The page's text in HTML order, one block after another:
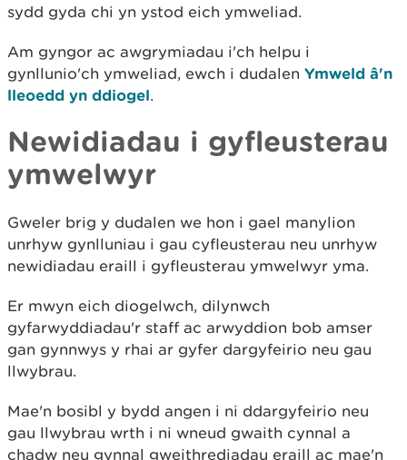
sydd gyda chi yn ystod eich ymweliad.
Am gyngor ac awgrymiadau i'ch helpu i
gynllunio'ch ymweliad, ewch i dudalen Ymweld â'n
lleoedd yn ddiogel.
Newidiadau i gyfleusterau
ymwelwyr
Gweler brig y dudalen we hon i gael manylion
unrhyw gynlluniau i gau cyfleusterau neu unrhyw
newidiadau eraill i gyfleusterau ymwelwyr yma.
Er mwyn eich diogelwch, dilynwch
gyfarwyddiadau'r staff ac arwyddion bob amser
gan gynnwys y rhai ar gyfer dargyfeirio neu gau
llwybrau.
Mae'n bosibl y bydd angen i ni ddargyfeirio neu
gau llwybrau wrth i ni wneud gwaith cynnal a
chadw neu gynnal gweithrediadau eraill ac mae'n